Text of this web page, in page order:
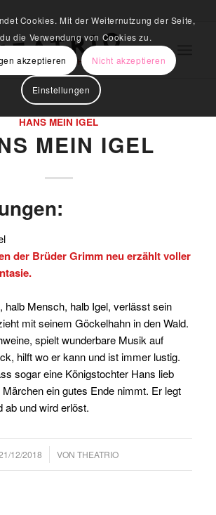
HANS MEIN IGEL
MEIN IGEL
der Brüder Grimm neu erzählt voller
halb Mensch, halb Igel, verlässt sein
mit seinem Göckelhahn in den Wald.
spielt wunderbare Musik auf
hilft wo er kann und ist immer lustig.
sogar eine Königstochter Hans lieb
ein gutes Ende nimmt. Er legt
ab und wird erlöst.
12/2018
/ VONTHEATRIO
Cookies. Mit der Weiternutzung der Seite,
die Verwendung von Cookies zu.
akzeptieren
Nicht akzeptieren
Einstellungen